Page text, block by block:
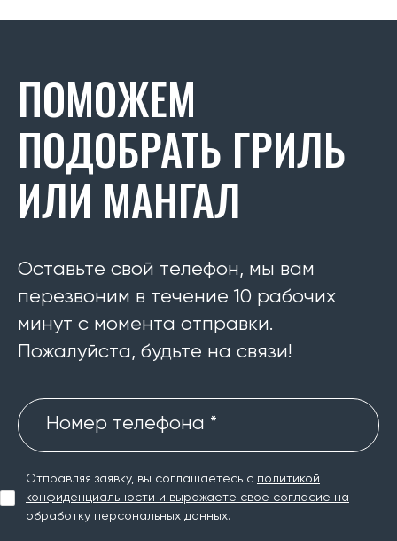
ПОМОЖЕМ
ПОДОБРАТЬ ГРИЛЬ
ИЛИ МАНГАЛ
Оставьте свой телефон, мы вам
перезвоним в течение 10 рабочих
минут с момента отправки.
Пожалуйста, будьте на связи!
Номер телефона *
Отправляя заявку, вы соглашаетесь с политикой
конфиденциальности и выражаете свое согласие на
обработку персональных данных.